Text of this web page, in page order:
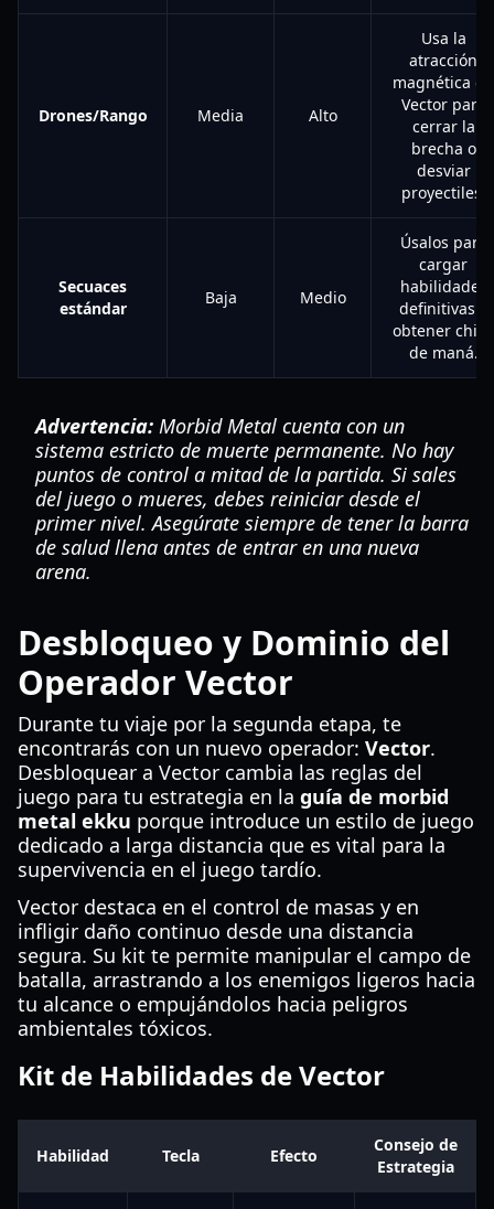
Drones/Rango Media Alto
Usa la
atracción
magnética de
Vector para
cerrar la
brecha o
desviar
proyectiles.
Secuaces
estándar
Baja Medio
Úsalos para
cargar
habilidades
definitivas y
obtener chips
de maná.
Advertencia: Morbid Metal cuenta con un
sistema estricto de muerte permanente. No hay
puntos de control a mitad de la partida. Si sales
del juego o mueres, debes reiniciar desde el
primer nivel. Asegúrate siempre de tener la barra
de salud llena antes de entrar en una nueva
arena.
Desbloqueo y Dominio del
Operador Vector
Durante tu viaje por la segunda etapa, te
encontrarás con un nuevo operador: Vector.
Desbloquear a Vector cambia las reglas del
juego para tu estrategia en la guía de morbid
metal ekku porque introduce un estilo de juego
dedicado a larga distancia que es vital para la
supervivencia en el juego tardío.
Vector destaca en el control de masas y en
infligir daño continuo desde una distancia
segura. Su kit te permite manipular el campo de
batalla, arrastrando a los enemigos ligeros hacia
tu alcance o empujándolos hacia peligros
ambientales tóxicos.
Kit de Habilidades de Vector
Habilidad Tecla Efecto
Consejo de
Estrategia